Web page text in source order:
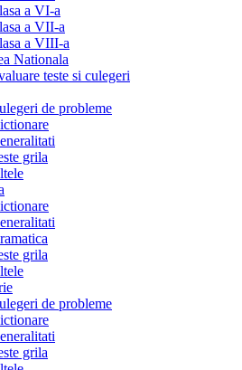
a VI-a
a VII-a
a VIII-a
Nationala
teste si culegeri
de probleme
grila
grila
de probleme
grila